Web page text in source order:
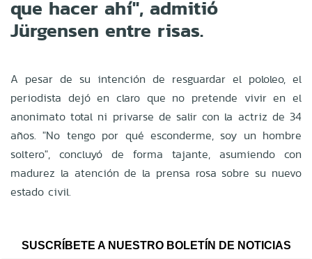
que hacer ahí", admitió
Jürgensen entre risas.
A pesar de su intención de resguardar el pololeo, el
periodista dejó en claro que no pretende vivir en el
anonimato total ni privarse de salir con la actriz de 34
años. "No tengo por qué esconderme, soy un hombre
soltero", concluyó de forma tajante, asumiendo con
madurez la atención de la prensa rosa sobre su nuevo
estado civil.
SUSCRÍBETE A NUESTRO BOLETÍN DE NOTICIAS